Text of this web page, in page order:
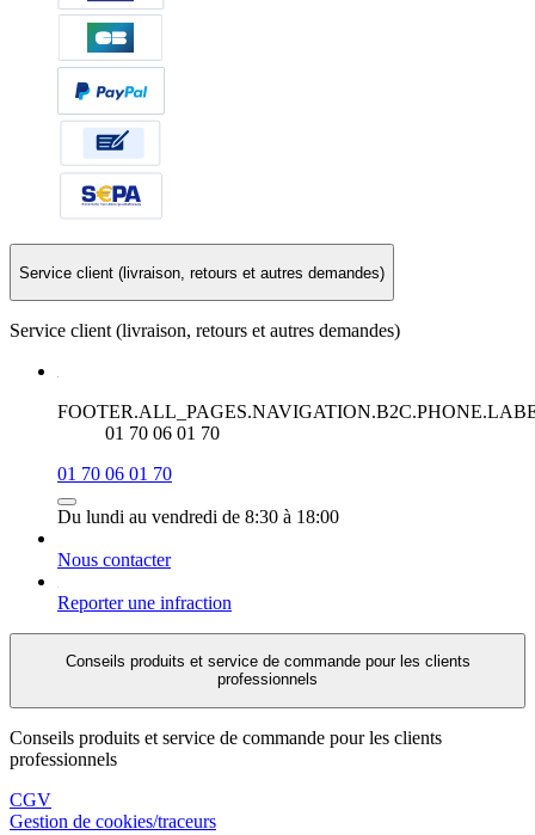
Service client (livraison, retours et autres demandes)
Service client (livraison, retours et autres demandes)
01 70 06 01 70
01 70 06 01 70
Du lundi au vendredi de 8:30 à 18:00
Nous contacter
Reporter une infraction
Conseils produits et service de commande pour les clients
professionnels
Conseils produits et service de commande pour les clients
professionnels
CGV
Gestion de cookies/traceurs